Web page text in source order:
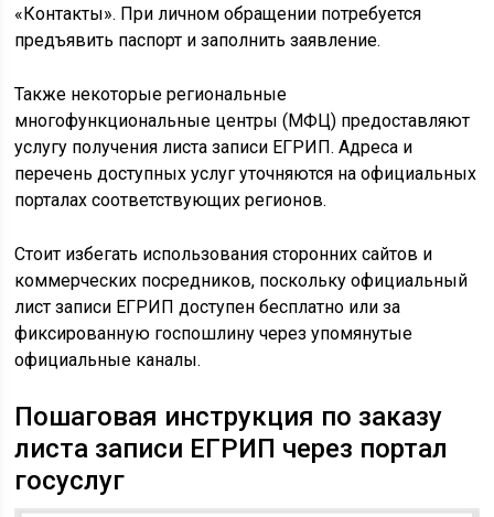
«Контакты». При личном обращении потребуется
предъявить паспорт и заполнить заявление.
Также некоторые региональные
многофункциональные центры (МФЦ) предоставляют
услугу получения листа записи ЕГРИП. Адреса и
перечень доступных услуг уточняются на официальных
порталах соответствующих регионов.
Стоит избегать использования сторонних сайтов и
коммерческих посредников, поскольку официальный
лист записи ЕГРИП доступен бесплатно или за
фиксированную госпошлину через упомянутые
официальные каналы.
Пошаговая инструкция по заказу
листа записи ЕГРИП через портал
госуслуг